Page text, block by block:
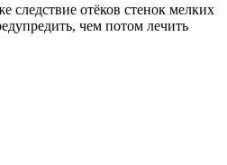
следствие отёков стенок мелких
чем потом лечить